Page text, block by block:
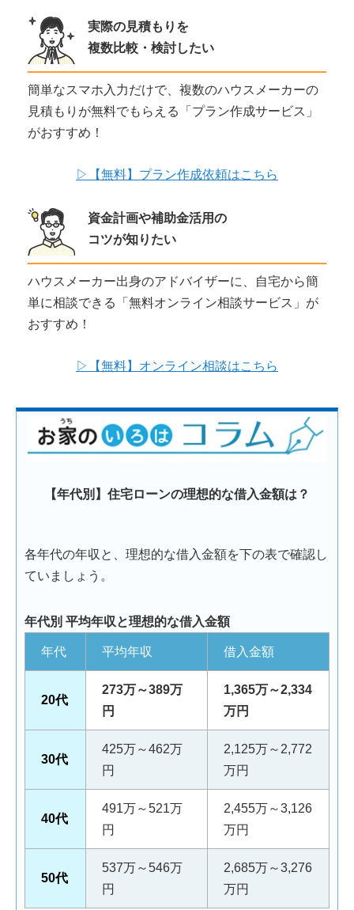
実際の見積もりを
複数比較・検討したい
簡単なスマホ入力だけで、複数のハウスメーカーの
見積もりが無料でもらえる「プラン作成サービス」
がおすすめ！
▷【無料】プラン作成依頼はこちら
資金計画や補助金活用の
コツが知りたい
ハウスメーカー出身のアドバイザーに、自宅から簡
単に相談できる「無料オンライン相談サービス」が
おすすめ！
▷【無料】オンライン相談はこちら
【年代別】住宅ローンの理想的な借入金額は？
各年代の年収と、理想的な借入金額を下の表で確認し
ていましょう。
年代別 平均年収と理想的な借入金額
年代 平均年収 借入金額
20代
273万～389万
円
1,365万～2,334
万円
30代
425万～462万
円
2,125万～2,772
万円
40代
491万～521万
円
2,455万～3,126
万円
50代
537万～546万
円
2,685万～3,276
万円